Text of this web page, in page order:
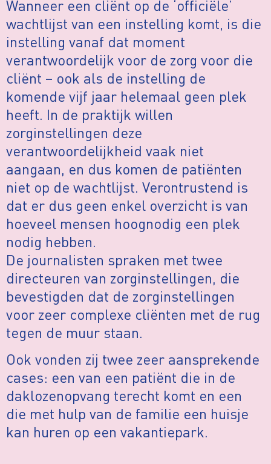
Wanneer een cliënt op de ‘officiële’
wachtlijst van een instelling komt, is die
instelling vanaf dat moment
verantwoordelijk voor de zorg voor die
cliënt – ook als de instelling de
komende vijf jaar helemaal geen plek
heeft. In de praktijk willen
zorginstellingen deze
verantwoordelijkheid vaak niet
aangaan, en dus komen de patiënten
niet op de wachtlijst. Verontrustend is
dat er dus geen enkel overzicht is van
hoeveel mensen hoognodig een plek
nodig hebben.
De journalisten spraken met twee
directeuren van zorginstellingen, die
bevestigden dat de zorginstellingen
voor zeer complexe cliënten met de rug
tegen de muur staan.
Ook vonden zij twee zeer aansprekende
cases: een van een patiënt die in de
daklozenopvang terecht komt en een
die met hulp van de familie een huisje
kan huren op een vakantiepark.